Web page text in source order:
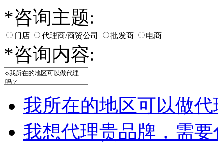
*咨询主题:
门店 代理商/商贸公司 批发商 电商
*咨询内容:
我所在的地区可以做
我想代理贵品牌，需